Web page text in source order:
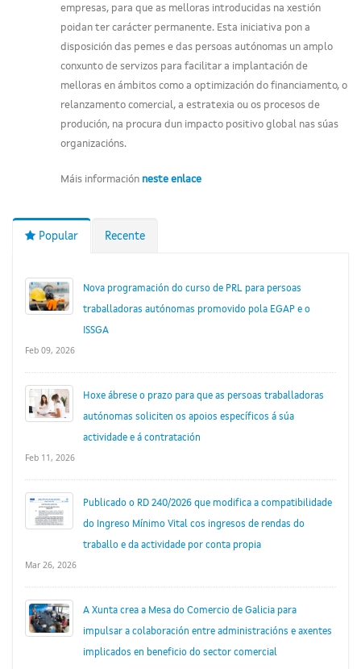
empresas, para que as melloras introducidas na xestión
poidan ter carácter permanente. Esta iniciativa pon a
disposición das pemes e das persoas autónomas un amplo
conxunto de servizos para facilitar a implantación de
melloras en ámbitos como a optimización do financiamento, o
relanzamento comercial, a estratexia ou os procesos de
produción, na procura dun impacto positivo global nas súas
organizacións.
Máis información neste enlace
Popular Recente
Nova programación do curso de PRL para persoas
traballadoras autónomas promovido pola EGAP e o
ISSGA
Feb 09, 2026
Hoxe ábrese o prazo para que as persoas traballadoras
autónomas soliciten os apoios específicos á súa
actividade e á contratación
Feb 11, 2026
Publicado o RD 240/2026 que modifica a compatibilidade
do Ingreso Mínimo Vital cos ingresos de rendas do
traballo e da actividade por conta propia
Mar 26, 2026
A Xunta crea a Mesa do Comercio de Galicia para
impulsar a colaboración entre administracións e axentes
implicados en beneficio do sector comercial